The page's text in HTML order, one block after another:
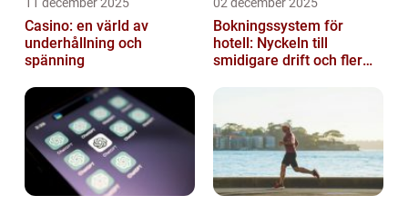
Casino: en värld av
underhållning och
spänning
Bokningssystem för
hotell: Nyckeln till
smidigare drift och fler